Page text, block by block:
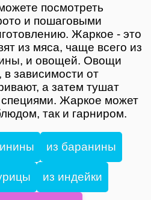
посмотреть
и пошаговыми
Жаркое - это
из мяса, чаще всего из
и овощей. Овощи
зависимости от
а затем тушат
Жаркое может
так и гарниром.
из баранины
из индейки